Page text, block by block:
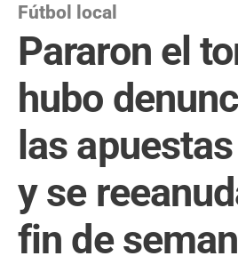
Fútbol local
Pararon el
hubo
las
y se
fin de